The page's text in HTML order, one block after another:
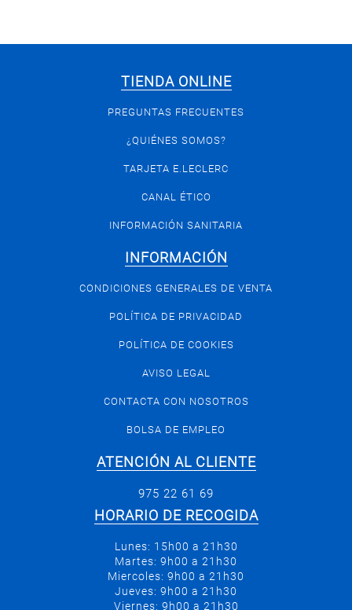
TIENDA ONLINE
PREGUNTAS FRECUENTES
¿QUIÉNES SOMOS?
TARJETA E.LECLERC
CANAL ÉTICO
INFORMACIÓN SANITARIA
INFORMACIÓN
CONDICIONES GENERALES DE VENTA
POLÍTICA DE PRIVACIDAD
POLÍTICA DE COOKIES
AVISO LEGAL
CONTACTA CON NOSOTROS
BOLSA DE EMPLEO
ATENCIÓN AL CLIENTE
975 22 61 69
HORARIO DE RECOGIDA
Lunes: 15h00 a 21h30
Martes: 9h00 a 21h30
Miercoles: 9h00 a 21h30
Jueves: 9h00 a 21h30
Viernes: 9h00 a 21h30